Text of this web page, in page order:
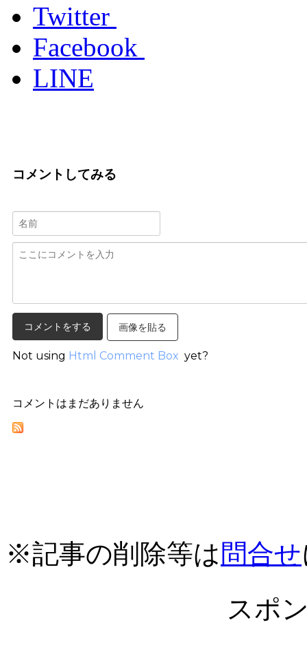
Twitter
Facebook
LINE
コメントしてみる
画像を貼る
Not using Html Comment Box yet?
コメントはまだありません
※記事の削除等は 問合せ
スポ